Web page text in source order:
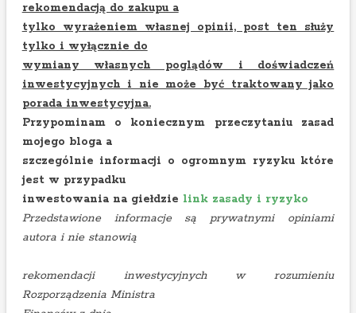
rekomendacją do zakupu a
tylko wyrażeniem własnej opinii, post ten służy
tylko i wyłącznie do
wymiany własnych poglądów i doświadczeń
inwestycyjnych i nie może być traktowany jako
porada inwestycyjna.
Przypominam o koniecznym przeczytaniu zasad
mojego bloga a
szczególnie informacji o ogromnym ryzyku które
jest w przypadku
inwestowania na giełdzie link zasady i ryzyko
Przedstawione informacje są prywatnymi opiniami
autora i nie stanowią
rekomendacji inwestycyjnych w rozumieniu
Rozporządzenia Ministra